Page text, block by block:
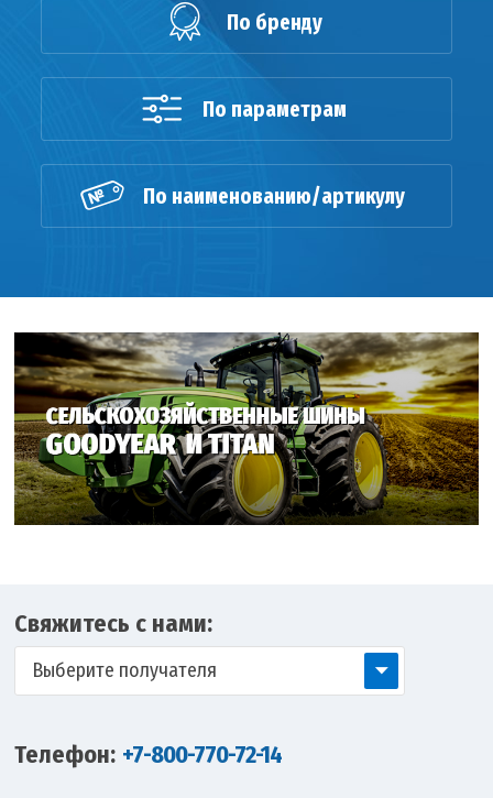
По бренду
По параметрам
По наименованию/артикулу
Свяжитесь с нами:
Выберите получателя
Телефон: +7-800-770-72-14